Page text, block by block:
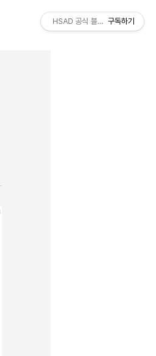
HSAD 공식 블로그 HSADzine
구독하기